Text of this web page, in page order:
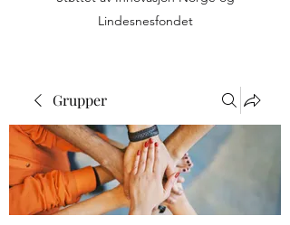
Lindesnesfondet
Grupper